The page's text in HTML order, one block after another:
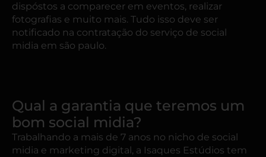
dispóstos a comparecer em eventos, realizar
fotografias e muito mais. Tudo isso deve ser
notificado na contratação do serviço de social
midia em são paulo.
Qual a garantia que teremos um
bom social midia?
Trabalhando a mais de 7 anos no nicho de social
midia e marketing digital, a Isaques Estúdios tem